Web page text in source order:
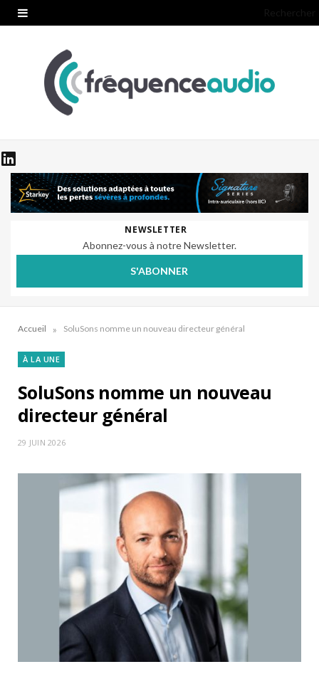
NEWSLETTER
Abonnez-vous à notre Newsletter.
S'ABONNER
Accueil » SoluSons nomme un nouveau directeur général
À LA UNE
SoluSons nomme un nouveau
directeur général
29 JUIN 2026